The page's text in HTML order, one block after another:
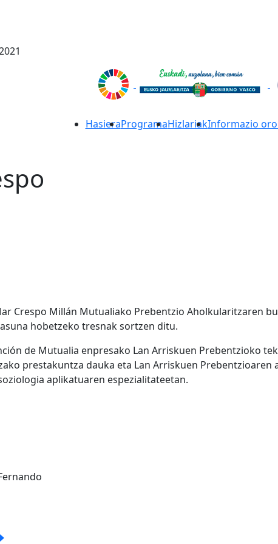
HasieraProgramaHizlariakInformazio
Crespo Millán Mutualiako Prebentzio Aholkularitzaren
hobetzeko tresnak sortzen ditu.
de Mutualia enpresako Lan Arriskuen Prebentzioko
prestakuntza dauka eta Lan Arriskuen
aplikatuaren espezialitateetan.